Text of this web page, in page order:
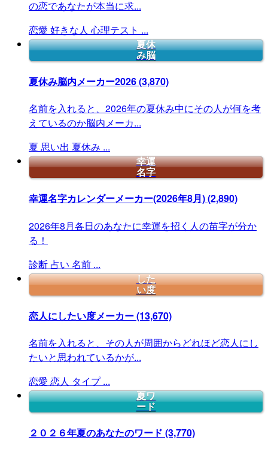
の恋であなたが本当に求...
恋愛 好きな人 心理テスト ...
夏休
み脳
夏休み脳内メーカー2026(3,870)
名前を入れると、2026年の夏休み中にその人が何を考
えているのか脳内メーカ...
夏 思い出 夏休み ...
幸運
名字
幸運名字カレンダーメーカー(2026年8月)(2,890)
2026年8月各日のあなたに幸運を招く人の苗字が分か
る！
診断 占い 名前 ...
した
い度
恋人にしたい度メーカー(13,670)
名前を入れると、その人が周囲からどれほど恋人にし
たいと思われているかが...
恋愛 恋人 タイプ ...
夏ワ
ード
２０２６年夏のあなたのワード (3,770)